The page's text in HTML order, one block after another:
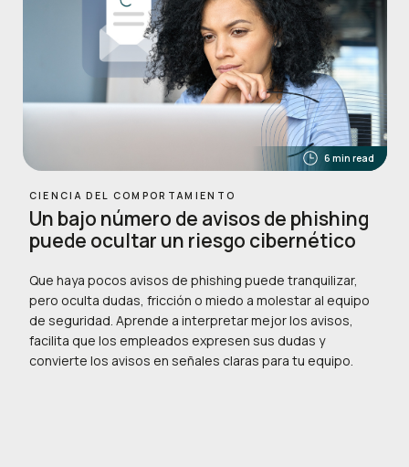
6 min read
CIENCIA DEL COMPORTAMIENTO
Un bajo número de avisos de phishing
puede ocultar un riesgo cibernético
Que haya pocos avisos de phishing puede tranquilizar,
pero oculta dudas, fricción o miedo a molestar al equipo
de seguridad. Aprende a interpretar mejor los avisos,
facilita que los empleados expresen sus dudas y
convierte los avisos en señales claras para tu equipo.